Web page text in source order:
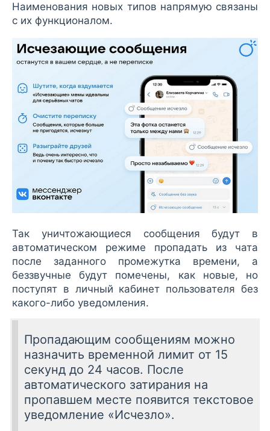
Наименования новых типов напрямую связаны
с их функционалом.
Так уничтожающиеся сообщения будут в
автоматическом режиме пропадать из чата
после заданного промежутка времени, а
беззвучные будут помечены, как новые, но
поступят в личный кабинет пользователя без
какого-либо уведомления.
Пропадающим сообщениям можно
назначить временной лимит от 15
секунд до 24 часов. После
автоматического затирания на
пропавшем месте появится текстовое
уведомление «Исчезло».